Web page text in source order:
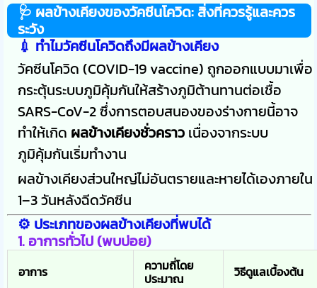
🩺 ผลข้างเคียงของวัคซีนโควิด: สิ่งที่ควรรู้และควร
ระวัง
💉 ทำไมวัคซีนโควิดถึงมีผลข้างเคียง
วัคซีนโควิด (COVID-19 vaccine) ถูกออกแบบมาเพื่อ
กระตุ้นระบบภูมิคุ้มกันให้สร้างภูมิต้านทานต่อเชื้อ
SARS-CoV-2 ซึ่งการตอบสนองของร่างกายนี้อาจ
ทำให้เกิด ผลข้างเคียงชั่วคราว เนื่องจากระบบ
ภูมิคุ้มกันเริ่มทำงาน
ผลข้างเคียงส่วนใหญ่ไม่อันตรายและหายได้เองภายใน
1–3 วันหลังฉีดวัคซีน
⚙️ ประเภทของผลข้างเคียงที่พบได้
1. อาการทั่วไป (พบบ่อย)
อาการ ความถี่โดย
ประมาณ วิธีดูแลเบื้องต้น